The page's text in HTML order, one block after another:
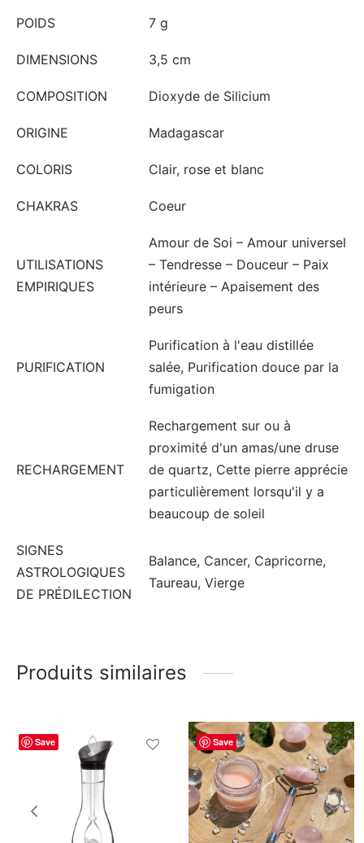
POIDS 7 g
DIMENSIONS 3,5 cm
COMPOSITION Dioxyde de Silicium
ORIGINE Madagascar
COLORIS Clair, rose et blanc
CHAKRAS Coeur
UTILISATIONS
EMPIRIQUES
Amour de Soi – Amour universel
– Tendresse – Douceur – Paix
intérieure – Apaisement des
peurs
PURIFICATION
Purification à l'eau distillée
salée, Purification douce par la
fumigation
RECHARGEMENT
Rechargement sur ou à
proximité d'un amas/une druse
de quartz, Cette pierre apprécie
particulièrement lorsqu'il y a
beaucoup de soleil
SIGNES
ASTROLOGIQUES
DE PRÉDILECTION
Balance, Cancer, Capricorne,
Taureau, Vierge
Produits similaires
Save Save